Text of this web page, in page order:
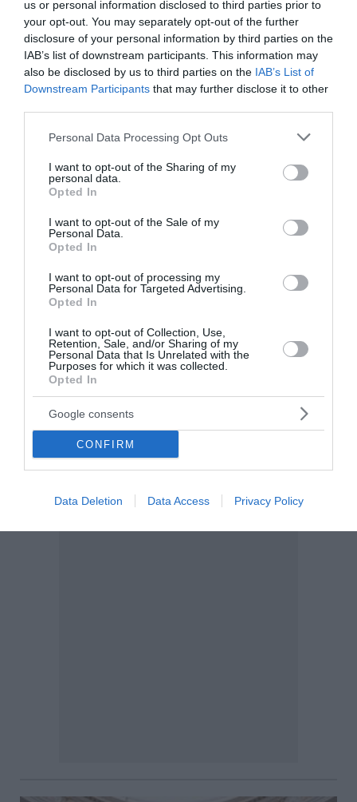
us or personal information disclosed to third parties prior to
your opt-out. You may separately opt-out of the further
disclosure of your personal information by third parties on the
IAB’s list of downstream participants. This information may
also be disclosed by us to third parties on the IAB’s List of
Downstream Participants that may further disclose it to other
Please note that this website/app uses one or more Google
not limited to your visit or usage behaviour. You may click to
grant or deny consent to Google and its third-party tags to
use your data for below specified purposes in below Google
consent section.
Personal Data Processing Opt Outs
I want to opt-out of the Sharing of my
personal data.
Opted In
I want to opt-out of the Sale of my
Personal Data.
Opted In
I want to opt-out of processing my
Personal Data for Targeted Advertising.
Opted In
I want to opt-out of Collection, Use,
Retention, Sale, and/or Sharing of my
Personal Data that Is Unrelated with the
Purposes for which it was collected.
Opted In
Google consents
CONFIRM
Data Deletion Data Access Privacy Policy
Εντυπωσιακή πρεμιέρα για τη
Μαρία Σάκκαρη στο Τορόντο –
Πρόκριση στους «32»
Η Μαρία Σάκκαρη επικράτησε με 6-3, 6-2 της Ζεϊνέπ
στους «32», όπου θα αντιμετωπίσει την Κόκο Γκοφ.
08:15 | 06 Αυγούστου 2026